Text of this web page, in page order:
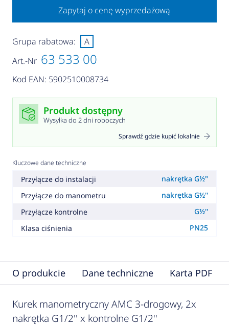
Zapytaj o cenę wyprzedażową
Art.-Nr 63 533 00
Kod EAN: 5902510008734
Grupa rabatowa: A
Produkt dostępny
Wysyłka do 2 dni roboczych
Sprawdź gdzie kupić lokalnie
Kluczowe dane techniczne
Przyłącze do instalacji
nakrętka G½"
Przyłącze do manometru
nakrętka G½''
Przyłącze kontrolne
G½''
Klasa ciśnienia
PN25
O produkcie Dane techniczne Karta PDF
Kurek manometryczny AMC 3-drogowy, 2x
nakrętka G1/2'' x kontrolne G1/2''